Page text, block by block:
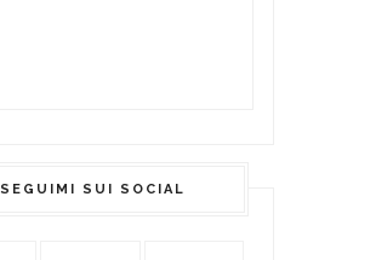
SEGUIMI SUI SOCIAL